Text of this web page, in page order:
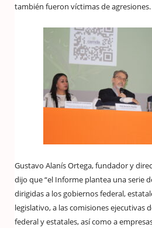
también fueron víctimas de agresiones.
Gustavo Alanís Ortega, fundador y
dijo que “el Informe plantea una serie
dirigidas a los gobiernos federal,
legislativo, a las comisiones ejecutivas
federal y estatales, así como a